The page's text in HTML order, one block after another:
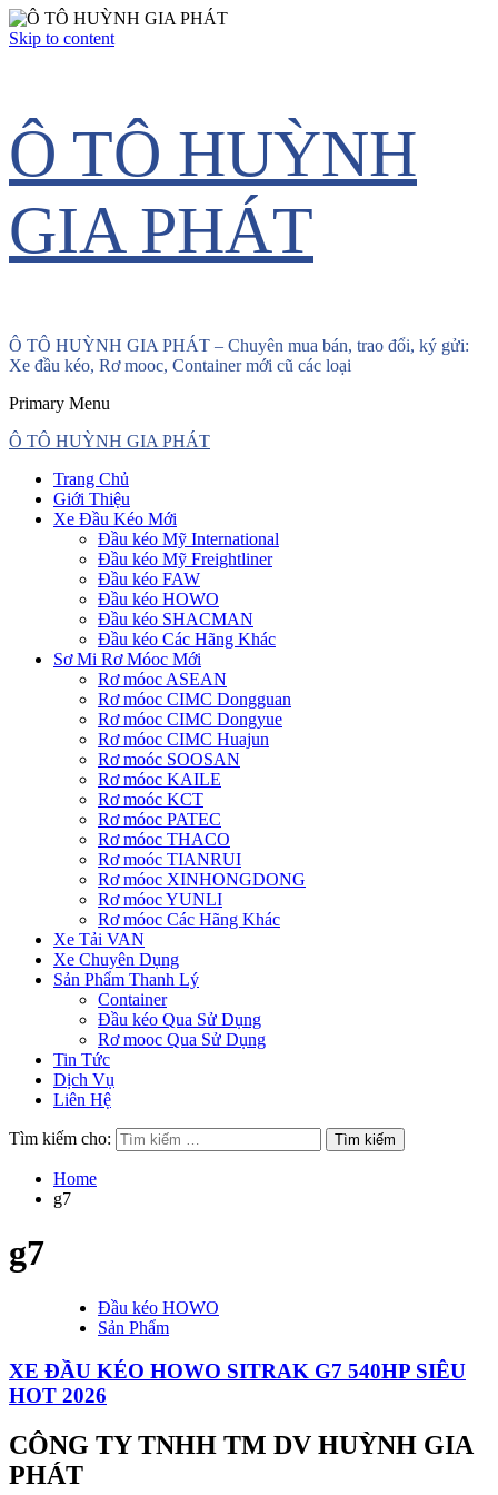
Skip to content
Ô TÔ HUỲNH
GIA PHÁT
Ô TÔ HUỲNH GIA PHÁT – Chuyên mua bán, trao đổi, ký gửi:
Xe đầu kéo, Rơ mooc, Container mới cũ các loại
Primary Menu
Ô TÔ HUỲNH GIA PHÁT
Trang Chủ
Giới Thiệu
Xe Đầu Kéo Mới
Đầu kéo Mỹ International
Đầu kéo Mỹ Freightliner
Đầu kéo FAW
Đầu kéo HOWO
Đầu kéo SHACMAN
Đầu kéo Các Hãng Khác
Sơ Mi Rơ Móoc Mới
Rơ móoc ASEAN
Rơ móoc CIMC Dongguan
Rơ móoc CIMC Dongyue
Rơ móoc CIMC Huajun
Rơ moóc SOOSAN
Rơ móoc KAILE
Rơ moóc KCT
Rơ móoc PATEC
Rơ móoc THACO
Rơ moóc TIANRUI
Rơ móoc XINHONGDONG
Rơ móoc YUNLI
Rơ móoc Các Hãng Khác
Xe Tải VAN
Xe Chuyên Dụng
Sản Phẩm Thanh Lý
Container
Đầu kéo Qua Sử Dụng
Rơ mooc Qua Sử Dụng
Tin Tức
Dịch Vụ
Liên Hệ
Tìm kiếm cho:
Home
g7
g7
Đầu kéo HOWO
Sản Phẩm
XE ĐẦU KÉO HOWO SITRAK G7 540HP SIÊU
HOT 2026
CÔNG TY TNHH TM DV HUỲNH GIA
PHÁT